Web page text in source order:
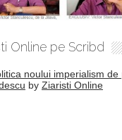
Online pe Scribd
noului imperialism de
by Ziaristi Online